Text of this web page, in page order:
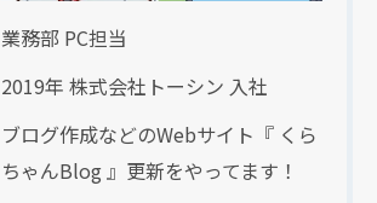
業務部 PC担当
2019年 株式会社トーシン 入社
ブログ作成などのWebサイト『 くら
ちゃんBlog 』更新をやってます！